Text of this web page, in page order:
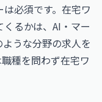
必須です。在宅ワ
るかは、 AI・マー
ような分野の求人を
種を問わず在宅ワ